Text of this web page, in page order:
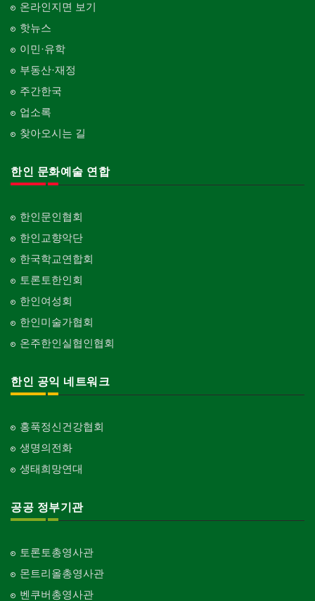
온라인지면 보기
핫뉴스
이민·유학
부동산·재정
주간한국
업소록
찾아오시는 길
한인 문화예술 연합
한인문인협회
한인교향악단
한국학교연합회
토론토한인회
한인여성회
한인미술가협회
온주한인실협인협회
한인 공익 네트워크
홍푹정신건강협회
생명의전화
생태희망연대
공공 정부기관
토론토총영사관
몬트리올총영사관
벤쿠버총영사관